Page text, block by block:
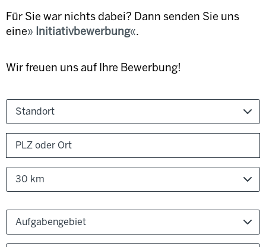
Für Sie war nichts dabei? Dann senden Sie uns
eine
Initiativbewerbung .
Wir freuen uns auf Ihre Bewerbung!
Standort
30 km
Aufgabengebiet